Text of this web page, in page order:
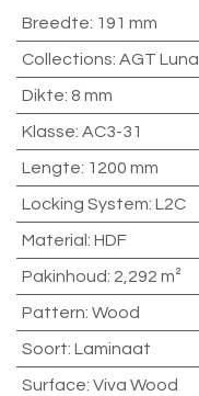
Breedte: 191 mm
Collections: AGT Luna
Dikte: 8 mm
Klasse: AC3-31
Lengte: 1200 mm
Locking System: L2C
Material : HDF
Pakinhoud: 2,292 m²
Pattern: Wood
Soort: Laminaat
Surface: Viva Wood